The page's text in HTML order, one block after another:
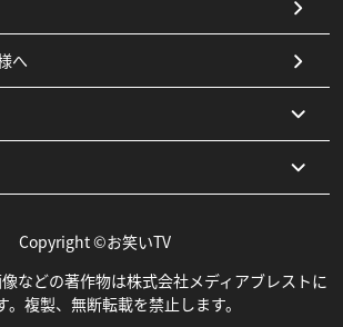
へ
Copyright ©お笑いTV
などの著作物は株式会社メディアブレストに
。複製、無断転載を禁止します。